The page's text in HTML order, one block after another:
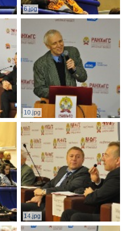
6.jpg
10.jpg
14.jpg